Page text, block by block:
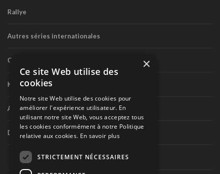
Rallye
Autres séries internationales
Circuit routier canadien
Karting
Autres séries nationales
Divers
×
Ce site Web utilise des
cookies
Notre site Web utilise des cookies pour
améliorer l'expérience utilisateur. En
utilisant notre site Web, vous acceptez tous
les cookies conformément à notre Politique
relative aux cookies. En savoir plus
STRICTEMENT NÉCESSAIRES